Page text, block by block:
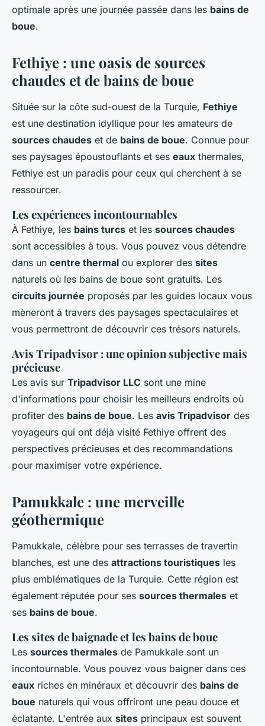
optimale après une journée passée dans les bains de
boue.
Fethiye : une oasis de sources
chaudes et de bains de boue
Située sur la côte sud-ouest de la Turquie, Fethiye
est une destination idyllique pour les amateurs de
sources chaudes et de bains de boue. Connue pour
ses paysages époustouflants et ses eaux thermales,
Fethiye est un paradis pour ceux qui cherchent à se
ressourcer.
Les expériences incontournables
À Fethiye, les bains turcs et les sources chaudes
sont accessibles à tous. Vous pouvez vous détendre
dans un centre thermal ou explorer des sites
naturels où les bains de boue sont gratuits. Les
circuits journée proposés par les guides locaux vous
mèneront à travers des paysages spectaculaires et
vous permettront de découvrir ces trésors naturels.
Avis Tripadvisor : une opinion subjective mais
précieuse
Les avis sur Tripadvisor LLC sont une mine
d'informations pour choisir les meilleurs endroits où
profiter des bains de boue. Les avis Tripadvisor des
voyageurs qui ont déjà visité Fethiye offrent des
perspectives précieuses et des recommandations
pour maximiser votre expérience.
Pamukkale : une merveille
géothermique
Pamukkale, célèbre pour ses terrasses de travertin
blanches, est une des attractions touristiques les
plus emblématiques de la Turquie. Cette région est
également réputée pour ses sources thermales et
ses bains de boue.
Les sites de baignade et les bains de boue
Les sources thermales de Pamukkale sont un
incontournable. Vous pouvez vous baigner dans ces
eaux riches en minéraux et découvrir des bains de
boue naturels qui vous offriront une peau douce et
éclatante. L'entrée aux sites principaux est souvent